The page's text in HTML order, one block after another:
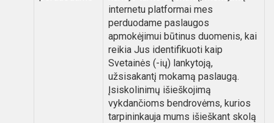
internetu platformai mes
perduodame paslaugos
apmokėjimui būtinus duomenis, kai
reikia Jus identifikuoti kaip
Svetainės (-ių) lankytoją,
užsisakantį mokamą paslaugą.
Įsiskolinimų išieškojimą
vykdančioms bendrovėms, kurios
tarpininkauja mums išieškant skolą